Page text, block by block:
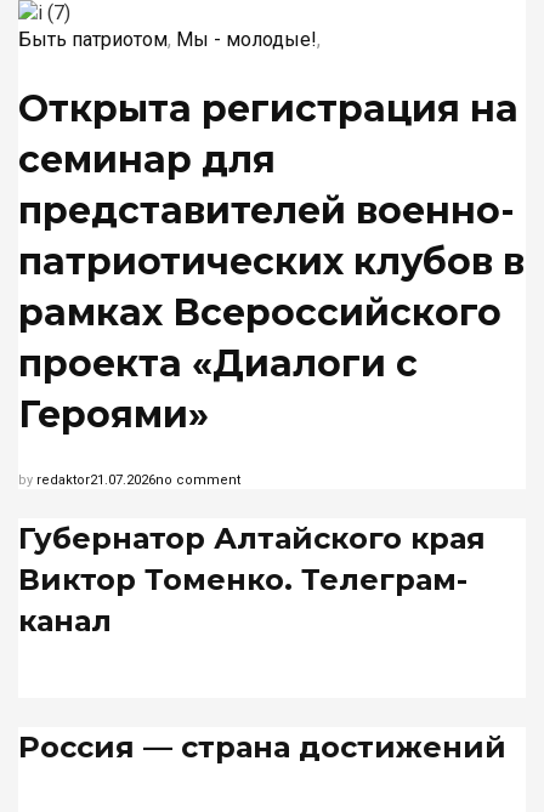
Быть патриотом, Мы - молодые!,
Открыта регистрация на
семинар для
представителей военно-
патриотических клубов в
рамках Всероссийского
проекта «Диалоги с
Героями»
by redaktor21.07.2026no comment
Губернатор Алтайского края
Виктор Томенко. Телеграм-
канал
Россия — страна достижений